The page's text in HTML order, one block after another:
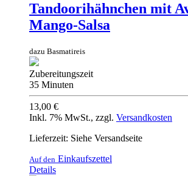
Tandoorihähnchen mit
Mango-Salsa
dazu Basmatireis
Zubereitungszeit
35 Minuten
13,00 €
Inkl. 7% MwSt., zzgl. Versandkosten
Lieferzeit: Siehe Versandseite
Auf den Einkaufszettel
Details